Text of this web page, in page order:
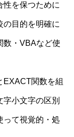
性を保つために
の目的を明確に
数・VBAなど使
EXACT関数を組
小文字の区別
って視覚的・処